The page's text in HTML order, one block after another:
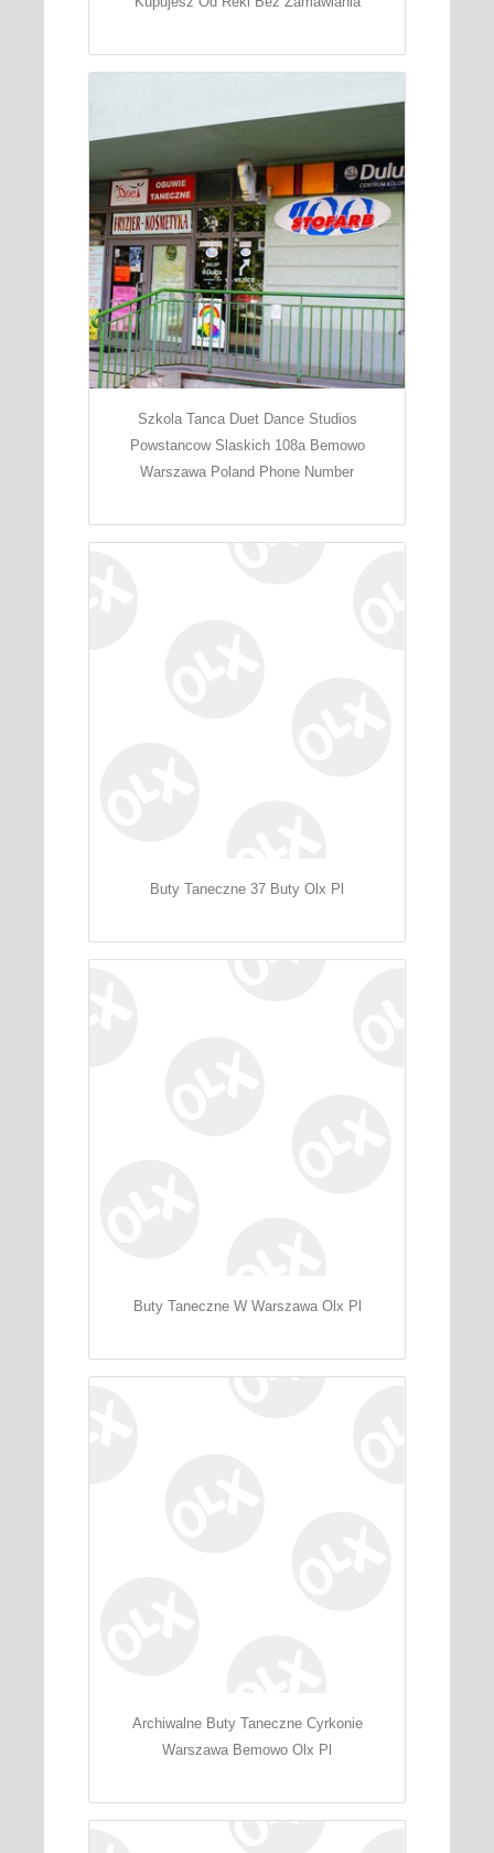
Szkola Tanca Duet Dance Studios
Powstancow Slaskich 108a Bemowo
Warszawa Poland Phone Number
Buty Taneczne 37 Buty Olx Pl
Buty Taneczne W Warszawa Olx Pl
Archiwalne Buty Taneczne Cyrkonie
Warszawa Bemowo Olx Pl